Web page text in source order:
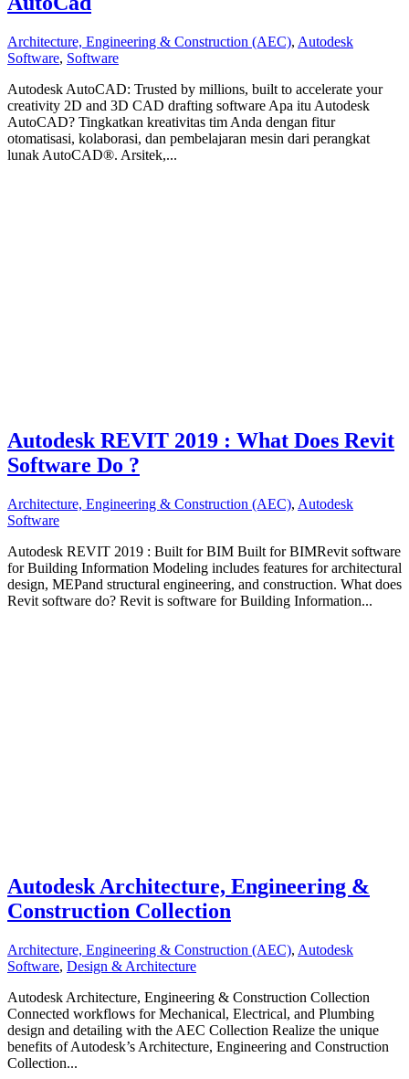
Architecture, Engineering & Construction (AEC), Autodesk
Software, Software
Autodesk AutoCAD: Trusted by millions, built to accelerate your
creativity 2D and 3D CAD drafting software Apa itu Autodesk
AutoCAD? Tingkatkan kreativitas tim Anda dengan fitur
otomatisasi, kolaborasi, dan pembelajaran mesin dari perangkat
lunak AutoCAD®. Arsitek,...
Autodesk REVIT 2019 : What Does Revit
Software Do ?
Architecture, Engineering & Construction (AEC), Autodesk
Software
Autodesk REVIT 2019 : Built for BIM Built for BIMRevit software
for Building Information Modeling includes features for architectural
design, MEPand structural engineering, and construction. What does
Revit software do? Revit is software for Building Information...
Autodesk Architecture, Engineering &
Construction Collection
Architecture, Engineering & Construction (AEC), Autodesk
Software, Design & Architecture
Autodesk Architecture, Engineering & Construction Collection
Connected workflows for Mechanical, Electrical, and Plumbing
design and detailing with the AEC Collection Realize the unique
benefits of Autodesk’s Architecture, Engineering and Construction
Collection...